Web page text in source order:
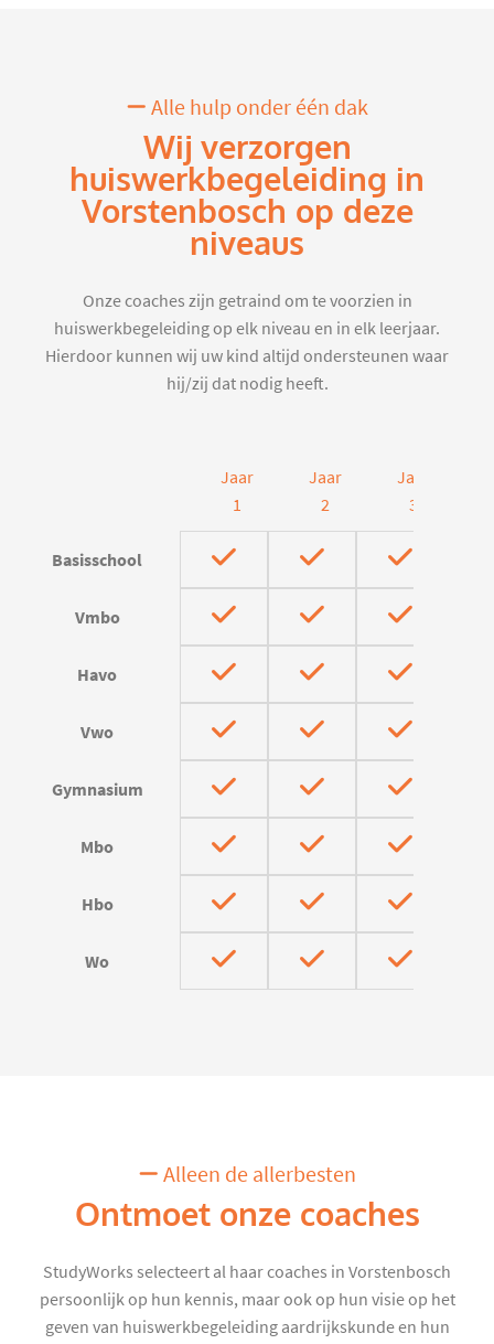
Alle hulp onder één dak
Wij verzorgen
huiswerkbegeleiding in
Vorstenbosch op deze
niveaus
Onze coaches zijn getraind om te voorzien in
huiswerkbegeleiding op elk niveau en in elk leerjaar.
Hierdoor kunnen wij uw kind altijd ondersteunen waar
hij/zij dat nodig heeft.
Jaar
1
Jaar
2
Jaar
3
Basisschool
Vmbo
Havo
Vwo
Gymnasium
Mbo
Hbo
Wo
Alleen de allerbesten
Ontmoet onze coaches
StudyWorks selecteert al haar coaches in Vorstenbosch
persoonlijk op hun kennis, maar ook op hun visie op het
geven van huiswerkbegeleiding aardrijkskunde en hun